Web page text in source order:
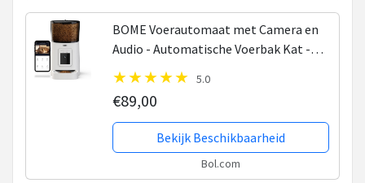
BOME Voerautomaat met Camera en
Audio - Automatische Voerbak Kat -
Voerbak Hond - Inclusief App -
Voerautomaat Kat - Wit
5.0
€89,00
Bekijk Beschikbaarheid
Bol.com